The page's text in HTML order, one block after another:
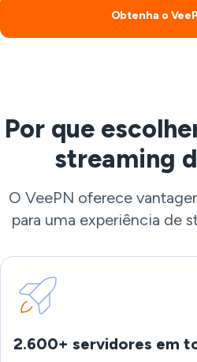
Obtenha o
Por que
streaming
O VeePN oferece
para uma experiência de
2.600+ servidores em